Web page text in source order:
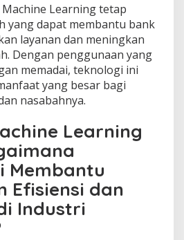
Learning tetap
yang dapat membantu bank
layanan dan meningkan
Dengan penggunaan yang
memadai, teknologi ini
yang besar bagi
nasabahnya.
Learning
Membantu
Efisiensi dan
Industri